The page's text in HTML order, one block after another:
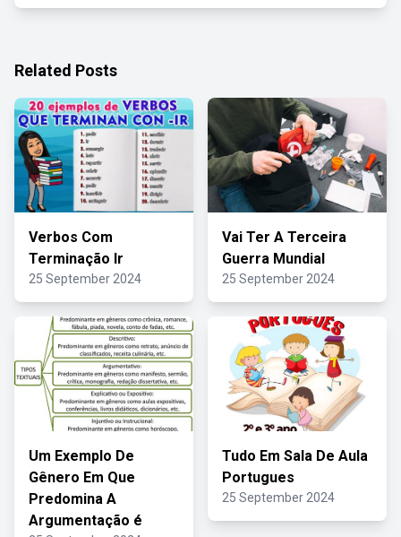
Related Posts
Verbos Com
Terminação Ir
25 September 2024
Vai Ter A Terceira
Guerra Mundial
25 September 2024
Um Exemplo De
Gênero Em Que
Predomina A
Argumentação é
Tudo Em Sala De Aula
Portugues
25 September 2024